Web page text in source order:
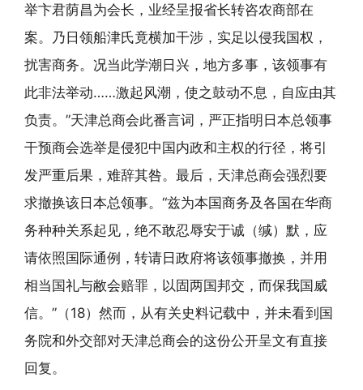
举卞君荫昌为会长，业经呈报省长转咨农商部在
案。乃日领船津氏竟横加干涉，实足以侵我国权，
扰害商务。况当此学潮日兴，地方多事，该领事有
此非法举动……激起风潮，使之鼓动不息，自应由其
负责。”天津总商会此番言词，严正指明日本总领事
干预商会选举是侵犯中国内政和主权的行径，将引
发严重后果，难辞其咎。最后，天津总商会强烈要
求撤换该日本总领事。“兹为本国商务及各国在华商
务种种关系起见，绝不敢忍辱安于诚（缄）默，应
请依照国际通例，转请日政府将该领事撤换，并用
相当国礼与敝会赔罪，以固两国邦交，而保我国威
信。”（18）然而，从有关史料记载中，并未看到国
务院和外交部对天津总商会的这份公开呈文有直接
回复。